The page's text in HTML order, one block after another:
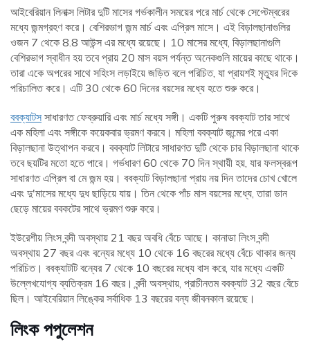
আইবেরিয়ান লিনাক্স লিটার দুটি মাসের গর্ভকালীন সময়ের পরে মার্চ থেকে সেপ্টেম্বরের
মধ্যে জন্মগ্রহণ করে। বেশিরভাগ জন্ম মার্চ এবং এপ্রিল মাসে। এই বিড়ালছানাগুলির
ওজন 7 থেকে 8.8 আউন্স এর মধ্যে রয়েছে। 10 মাসের মধ্যে, বিড়ালছানাগুলি
বেশিরভাগ স্বাধীন হয় তবে প্রায় 20 মাস বয়স পর্যন্ত অনেকগুলি মায়ের কাছে থাকে।
তারা একে অপরের সাথে সহিংস লড়াইয়ে জড়িত বলে পরিচিত, যা প্রায়শই মৃত্যুর দিকে
পরিচালিত করে। এটি 30 থেকে 60 দিনের বয়সের মধ্যে হতে শুরু করে।
ববক্যাটস সাধারণত ফেব্রুয়ারি এবং মার্চ মধ্যে সঙ্গী। একটি পুরুষ ববক্যাট তার সাথে
এক মহিলা এবং সঙ্গীকে কয়েকবার ভ্রমণ করবে। মহিলা ববক্যাট জন্মের পরে একা
বিড়ালছানা উত্থাপন করবে। ববক্যাট লিটারে সাধারণত দুটি থেকে চার বিড়ালছানা থাকে
তবে ছয়টির মতো হতে পারে। গর্ভধারণ 60 থেকে 70 দিন স্থায়ী হয়, যার ফলস্বরূপ
সাধারণত এপ্রিল বা মে জন্ম হয়। ববক্যাট বিড়ালছানা প্রায় নয় দিন তাদের চোখ খোলে
এবং দু'মাসের মধ্যে দুধ ছাড়িয়ে যায়। তিন থেকে পাঁচ মাস বয়সের মধ্যে, তারা ডান
ছেড়ে মায়ের ববকটের সাথে ভ্রমণ শুরু করে।
ইউরেশীয় লিংস বন্দী অবস্থায় 21 বছর অবধি বেঁচে আছে। কানাডা লিংস বন্দী
অবস্থায় 27 বছর এবং বন্যের মধ্যে 10 থেকে 16 বছরের মধ্যে বেঁচে থাকার জন্য
পরিচিত। ববক্যাটটি বন্যের 7 থেকে 10 বছরের মধ্যে বাস করে, যার মধ্যে একটি
উল্লেখযোগ্য ব্যতিক্রম 16 বছর। বন্দী অবস্থায়, প্রাচীনতম ববক্যাট 32 বছর বেঁচে
ছিল। আইবেরিয়ান লিঙ্কের সর্বাধিক 13 বছরের বন্য জীবনকাল রয়েছে।
লিংক পপুলেশন